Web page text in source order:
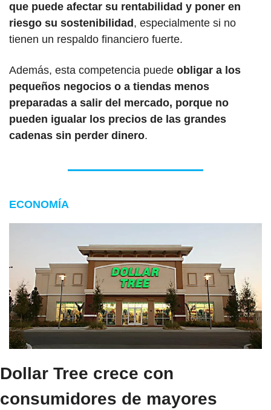
que puede afectar su rentabilidad y poner en
riesgo su sostenibilidad , especialmente si no
tienen un respaldo financiero fuerte.
Además, esta competencia puede obligar a los
pequeños negocios o a tiendas menos
preparadas a salir del mercado, porque no
pueden igualar los precios de las grandes
cadenas sin perder dinero.
ECONOMÍA
Dollar Tree crece con
consumidores de mayores